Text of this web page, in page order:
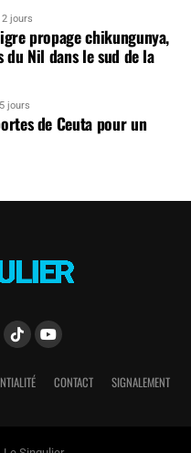
2 jours
propage chikungunya,
du Nil dans le sud de la
jours
de Ceuta pour un
CONTACT SIGNALEMENT